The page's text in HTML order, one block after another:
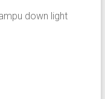
down light